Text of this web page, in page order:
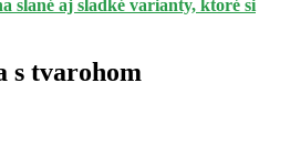
slané aj sladké varianty, ktoré si
s tvarohom